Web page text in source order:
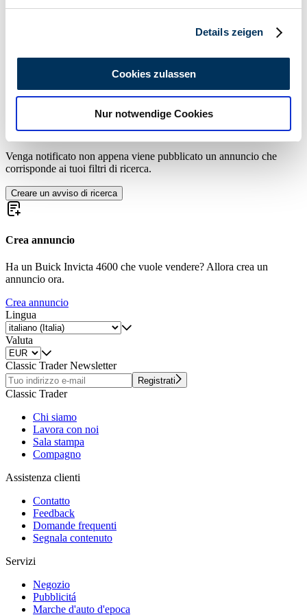
analysieren. Außerdem geben wir Informationen zu Ihrer
Verwendung unserer Website an unsere Partner für
soziale Medien, Werbung und Analysen weiter. Unsere
weiteren Daten zusammen, die Sie ihnen bereitgestellt
gesammelt haben.Datenschutzerklärung
Details zeigen
Cookies zulassen
Nur notwendige Cookies
Crea un avviso di ricerca
Venga notificato non appena viene pubblicato un annuncio che
corrisponde ai tuoi filtri di ricerca.
Creare un avviso di ricerca
Crea annuncio
Ha un Buick Invicta 4600 che vuole vendere? Allora crea un
annuncio ora.
Crea annuncio
Lingua
Valuta
Classic Trader Newsletter
Registrati
Classic Trader
Chi siamo
Lavora con noi
Sala stampa
Compagno
Assistenza clienti
Contatto
Feedback
Domande frequenti
Segnala contenuto
Servizi
Negozio
Pubblicitá
Marche d'auto d'epoca